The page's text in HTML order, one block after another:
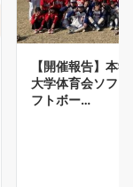
【開催報告】本
大学体育会ソフ
フトボー…